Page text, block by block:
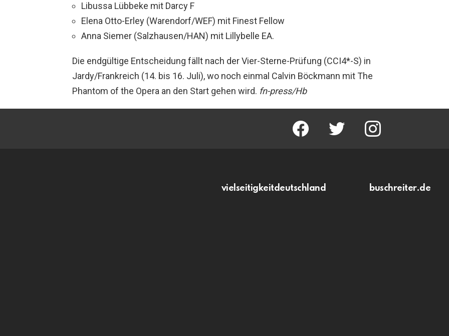
Libussa Lübbeke mit Darcy F
Elena Otto-Erley (Warendorf/WEF) mit Finest Fellow
Anna Siemer (Salzhausen/HAN) mit Lillybelle EA.
Die endgültige Entscheidung fällt nach der Vier-Sterne-Prüfung (CCI4*-S) in
Jardy/Frankreich (14. bis 16. Juli), wo noch einmal Calvin Böckmann mit The
Phantom of the Opera an den Start gehen wird. fn-press/Hb
facebook twitter instagram
vielseitigkeitdeutschland buschreiter.de